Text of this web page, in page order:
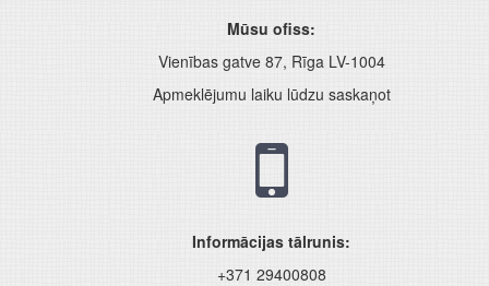
Mūsu ofiss:
Vienības gatve 87, Rīga LV-1004
Apmeklējumu laiku lūdzu saskaņot
Informācijas tālrunis:
+371 29400808